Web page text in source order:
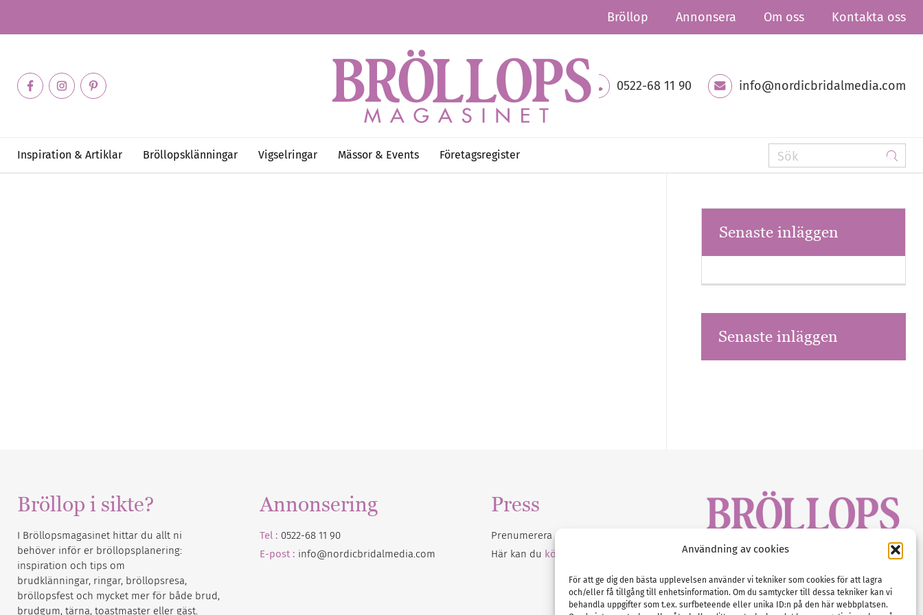
Användning av cookies
För att ge dig den bästa upplevelsen använder vi tekniker som cookies för att lagra
och/eller få tillgång till enhetsinformation. Om du samtycker till dessa tekniker kan vi
behandla uppgifter som t.ex. surfbeteende eller unika ID:n på den här webbplatsen.
Bröllop Annonsera Om oss Kontakta oss
0522-68 11 90 info@nordicbridalmedia.com
Inspiration & Artiklar Bröllopsklänningar Vigselringar Mässor & Events Företagsregister
Senaste inläggen
Senaste inläggen
Bröllop i sikte?
I Bröllopsmagasinet hittar du allt ni
behöver inför er bröllopsplanering:
inspiration och tips om
brudklänningar, ringar, bröllopsresa,
bröllopsfest och mycket mer för både brud,
brudgum, tärna, toastmaster eller gäst.
Annonsering
Tel : 0522-68 11 90
E-post : info@nordicbridalmedia.com
Press
Prenumerera på vårt
Här kan du köpa Bröllopsmagasinet
Tel :0522-68 11 90
E-post:info@nordicbridalmedia.com